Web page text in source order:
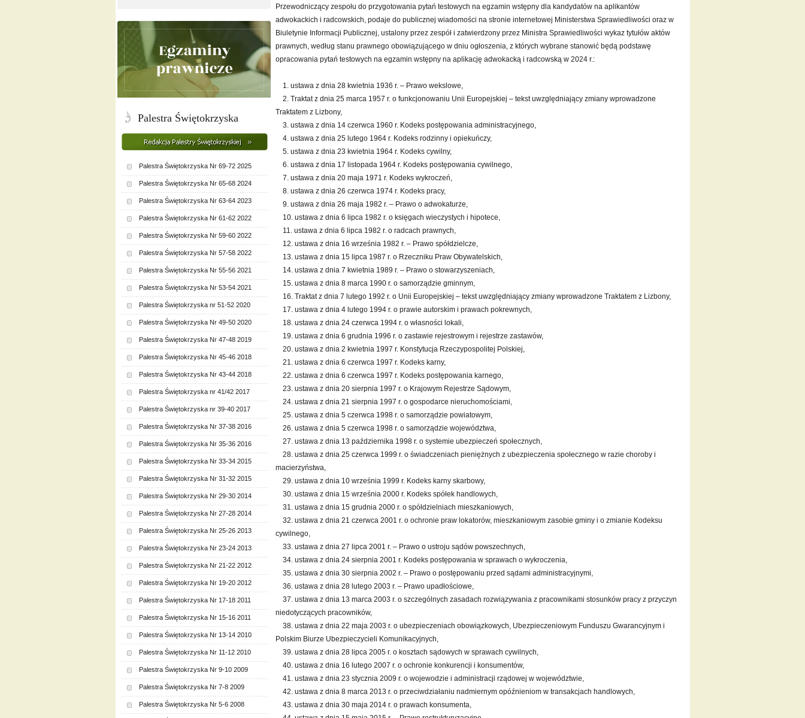
Przewodniczący zespołu do przygotowania pytań testowych na egzamin wstępny dla kandydatów na aplikantów
adwokackich i radcowskich, podaje do publicznej wiadomości na stronie internetowej Ministerstwa Sprawiedliwości oraz w
Biuletynie Informacji Publicznej, ustalony przez zespół i zatwierdzony przez Ministra Sprawiedliwości wykaz tytułów aktów
prawnych, według stanu prawnego obowiązującego w dniu ogłoszenia, z których wybrane stanowić będą podstawę
opracowania pytań testowych na egzamin wstępny na aplikację adwokacką i radcowską w 2024 r.:
1. ustawa z dnia 28 kwietnia 1936 r. – Prawo wekslowe,
2. Traktat z dnia 25 marca 1957 r. o funkcjonowaniu Unii Europejskiej – tekst uwzględniający zmiany wprowadzone
Traktatem z Lizbony,
3. ustawa z dnia 14 czerwca 1960 r. Kodeks postępowania administracyjnego,
4. ustawa z dnia 25 lutego 1964 r. Kodeks rodzinny i opiekuńczy,
5. ustawa z dnia 23 kwietnia 1964 r. Kodeks cywilny,
6. ustawa z dnia 17 listopada 1964 r. Kodeks postępowania cywilnego,
7. ustawa z dnia 20 maja 1971 r. Kodeks wykroczeń,
8. ustawa z dnia 26 czerwca 1974 r. Kodeks pracy,
9. ustawa z dnia 26 maja 1982 r. – Prawo o adwokaturze,
10. ustawa z dnia 6 lipca 1982 r. o księgach wieczystych i hipotece,
11. ustawa z dnia 6 lipca 1982 r. o radcach prawnych,
12. ustawa z dnia 16 września 1982 r. – Prawo spółdzielcze,
13. ustawa z dnia 15 lipca 1987 r. o Rzeczniku Praw Obywatelskich,
14. ustawa z dnia 7 kwietnia 1989 r. – Prawo o stowarzyszeniach,
15. ustawa z dnia 8 marca 1990 r. o samorządzie gminnym,
16. Traktat z dnia 7 lutego 1992 r. o Unii Europejskiej – tekst uwzględniający zmiany wprowadzone Traktatem z Lizbony,
17. ustawa z dnia 4 lutego 1994 r. o prawie autorskim i prawach pokrewnych,
18. ustawa z dnia 24 czerwca 1994 r. o własności lokali,
19. ustawa z dnia 6 grudnia 1996 r. o zastawie rejestrowym i rejestrze zastawów,
20. ustawa z dnia 2 kwietnia 1997 r. Konstytucja Rzeczypospolitej Polskiej,
21. ustawa z dnia 6 czerwca 1997 r. Kodeks karny,
22. ustawa z dnia 6 czerwca 1997 r. Kodeks postępowania karnego,
23. ustawa z dnia 20 sierpnia 1997 r. o Krajowym Rejestrze Sądowym,
24. ustawa z dnia 21 sierpnia 1997 r. o gospodarce nieruchomościami,
25. ustawa z dnia 5 czerwca 1998 r. o samorządzie powiatowym,
26. ustawa z dnia 5 czerwca 1998 r. o samorządzie województwa,
27. ustawa z dnia 13 października 1998 r. o systemie ubezpieczeń społecznych,
28. ustawa z dnia 25 czerwca 1999 r. o świadczeniach pieniężnych z ubezpieczenia społecznego w razie choroby i
macierzyństwa,
29. ustawa z dnia 10 września 1999 r. Kodeks karny skarbowy,
30. ustawa z dnia 15 września 2000 r. Kodeks spółek handlowych,
31. ustawa z dnia 15 grudnia 2000 r. o spółdzielniach mieszkaniowych,
32. ustawa z dnia 21 czerwca 2001 r. o ochronie praw lokatorów, mieszkaniowym zasobie gminy i o zmianie Kodeksu
cywilnego,
33. ustawa z dnia 27 lipca 2001 r. – Prawo o ustroju sądów powszechnych,
34. ustawa z dnia 24 sierpnia 2001 r. Kodeks postępowania w sprawach o wykroczenia,
35. ustawa z dnia 30 sierpnia 2002 r. – Prawo o postępowaniu przed sądami administracyjnymi,
36. ustawa z dnia 28 lutego 2003 r. – Prawo upadłościowe,
37. ustawa z dnia 13 marca 2003 r. o szczególnych zasadach rozwiązywania z pracownikami stosunków pracy z przyczyn
niedotyczących pracowników,
38. ustawa z dnia 22 maja 2003 r. o ubezpieczeniach obowiązkowych, Ubezpieczeniowym Funduszu Gwarancyjnym i
Polskim Biurze Ubezpieczycieli Komunikacyjnych,
39. ustawa z dnia 28 lipca 2005 r. o kosztach sądowych w sprawach cywilnych,
40. ustawa z dnia 16 lutego 2007 r. o ochronie konkurencji i konsumentów,
41. ustawa z dnia 23 stycznia 2009 r. o wojewodzie i administracji rządowej w województwie,
42. ustawa z dnia 8 marca 2013 r. o przeciwdziałaniu nadmiernym opóźnieniom w transakcjach handlowych,
43. ustawa z dnia 30 maja 2014 r. o prawach konsumenta,
Palestra Świętokrzyska
Palestra Świętokrzyska Nr 69-72 2025
Palestra Świętokrzyska Nr 65-68 2024
Palestra Świętokrzyska Nr 63-64 2023
Palestra Świętokrzyska Nr 61-62 2022
Palestra Świętokrzyska Nr 59-60 2022
Palestra Świętokrzyska Nr 57-58 2022
Palestra Świętokrzyska Nr 55-56 2021
Palestra Świętokrzyska Nr 53-54 2021
Palestra Świętokrzyska nr 51-52 2020
Palestra Świętokrzyska Nr 49-50 2020
Palestra Świętokrzyska Nr 47-48 2019
Palestra Świętokrzyska Nr 45-46 2018
Palestra Świętokrzyska Nr 43-44 2018
Palestra Świętokrzyska nr 41/42 2017
Palestra Świętokrzyska nr 39-40 2017
Palestra Świętokrzyska Nr 37-38 2016
Palestra Świętokrzyska Nr 35-36 2016
Palestra Świętokrzyska Nr 33-34 2015
Palestra Świętokrzyska Nr 31-32 2015
Palestra Świętokrzyska Nr 29-30 2014
Palestra Świętokrzyska Nr 27-28 2014
Palestra Świętokrzyska Nr 25-26 2013
Palestra Świętokrzyska Nr 23-24 2013
Palestra Świętokrzyska Nr 21-22 2012
Palestra Świętokrzyska Nr 19-20 2012
Palestra Świętokrzyska Nr 17-18 2011
Palestra Świętokrzyska Nr 15-16 2011
Palestra Świętokrzyska Nr 13-14 2010
Palestra Świętokrzyska Nr 11-12 2010
Palestra Świętokrzyska Nr 9-10 2009
Palestra Świętokrzyska Nr 7-8 2009
Palestra Świętokrzyska Nr 5-6 2008